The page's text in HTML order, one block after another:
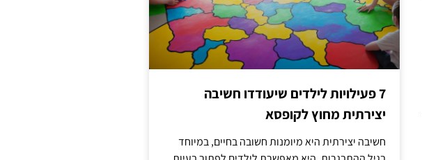
7 פעילויות לילדים שיעודדו חשיבה
יצירתית מחוץ לקופסא
חשיבה יצירתית היא מיומנות חשובה בחיים, במיוחד